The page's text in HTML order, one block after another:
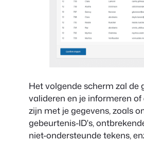
Het volgende scherm zal de
valideren en je informeren
zijn met je gegevens, zoals
gebeurtenis-ID's,
niet-ondersteunde tekens,